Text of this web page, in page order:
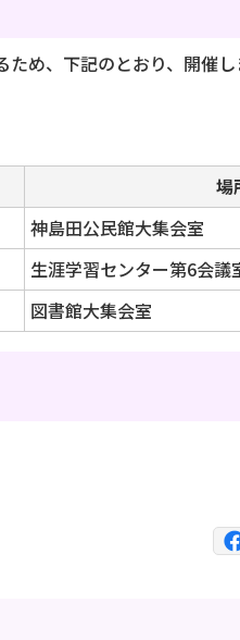
め、下記のとおり、開催し
場
神島田公民館大集会室
生涯学習センター第6会議
図書館大集会室